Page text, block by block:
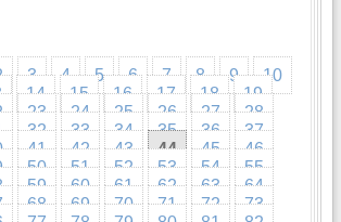
3 4 5 6 7 8 9
10
14 15 16 17 18
19
23 24 25 26 27
28
32 33 34 35 36
37
41 42 43 44 45
46
50 51 52 53 54
55
59 60 61 62 63
64
68 69 70 71 72
73